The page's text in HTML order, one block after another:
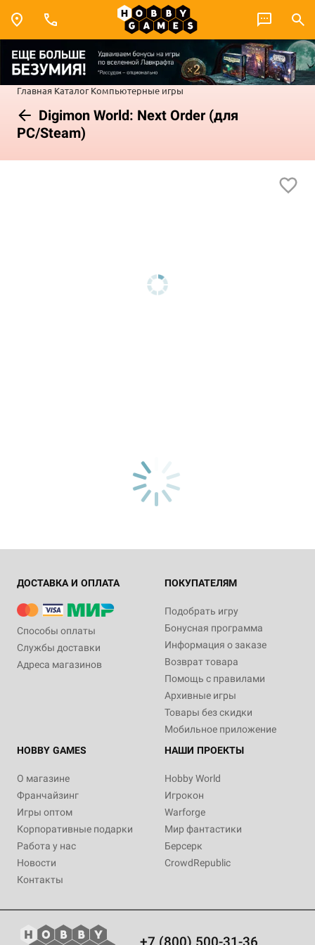
Главная Каталог Компьютерные игры
Digimon World: Next Order (для
PC/Steam)
ДОСТАВКА И ОПЛАТА
Способы оплаты
Службы доставки
Адреса магазинов
ПОКУПАТЕЛЯМ
Подобрать игру
Бонусная программа
Информация о заказе
Возврат товара
Помощь с правилами
Архивные игры
Товары без скидки
Мобильное приложение
HOBBY GAMES
О магазине
Франчайзинг
Игры оптом
Корпоративные подарки
Работа у нас
Новости
Контакты
НАШИ ПРОЕКТЫ
Hobby World
Игрокон
Warforge
Мир фантастики
Берсерк
CrowdRepublic